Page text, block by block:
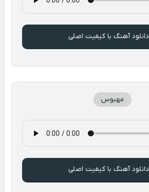
دانلود آهنگ با کیفیت اصلی
مهبوس
دانلود آهنگ با کیفیت اصلی